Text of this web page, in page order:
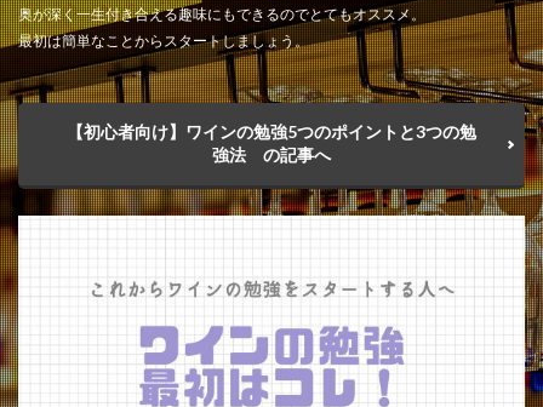
奥が深く一生付き合える趣味にもできるのでとてもオススメ。
最初は簡単なことからスタートしましょう。
【初心者向け】ワインの勉強5つのポイントと3つの勉
強法 の記事へ